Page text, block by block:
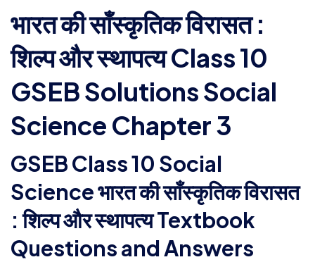
भारत की साँस्कृतिक विरासत :
शिल्प और स्थापत्य Class 10
GSEB Solutions Social
Science Chapter 3
GSEB Class 10 Social
Science भारत की साँस्कृतिक विरासत
: शिल्प और स्थापत्य Textbook
Questions and Answers